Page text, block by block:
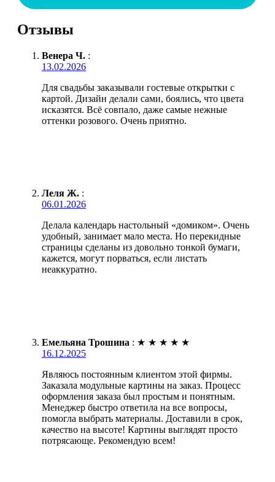
Отзывы
Венера Ч. :
13.02.2026
Для свадьбы заказывали гостевые открытки с
картой. Дизайн делали сами, боялись, что цвета
исказятся. Всё совпало, даже самые нежные
оттенки розового. Очень приятно.
Леля Ж. :
06.01.2026
Делала календарь настольный «домиком». Очень
удобный, занимает мало места. Но перекидные
страницы сделаны из довольно тонкой бумаги,
кажется, могут порваться, если листать
неаккуратно.
Емельяна Трошина : ★ ★ ★ ★ ★
16.12.2025
Являюсь постоянным клиентом этой фирмы.
Заказала модульные картины на заказ. Процесс
оформления заказа был простым и понятным.
Менеджер быстро ответила на все вопросы,
помогла выбрать материалы. Доставили в срок,
качество на высоте! Картины выглядят просто
потрясающе. Рекомендую всем!